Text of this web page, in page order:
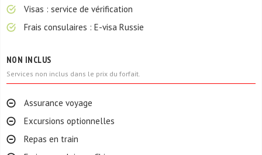
Visas : service de vérification
Frais consulaires : E-visa Russie
NON INCLUS
Services non inclus dans le prix du forfait.
Assurance voyage
Excursions optionnelles
Repas en train